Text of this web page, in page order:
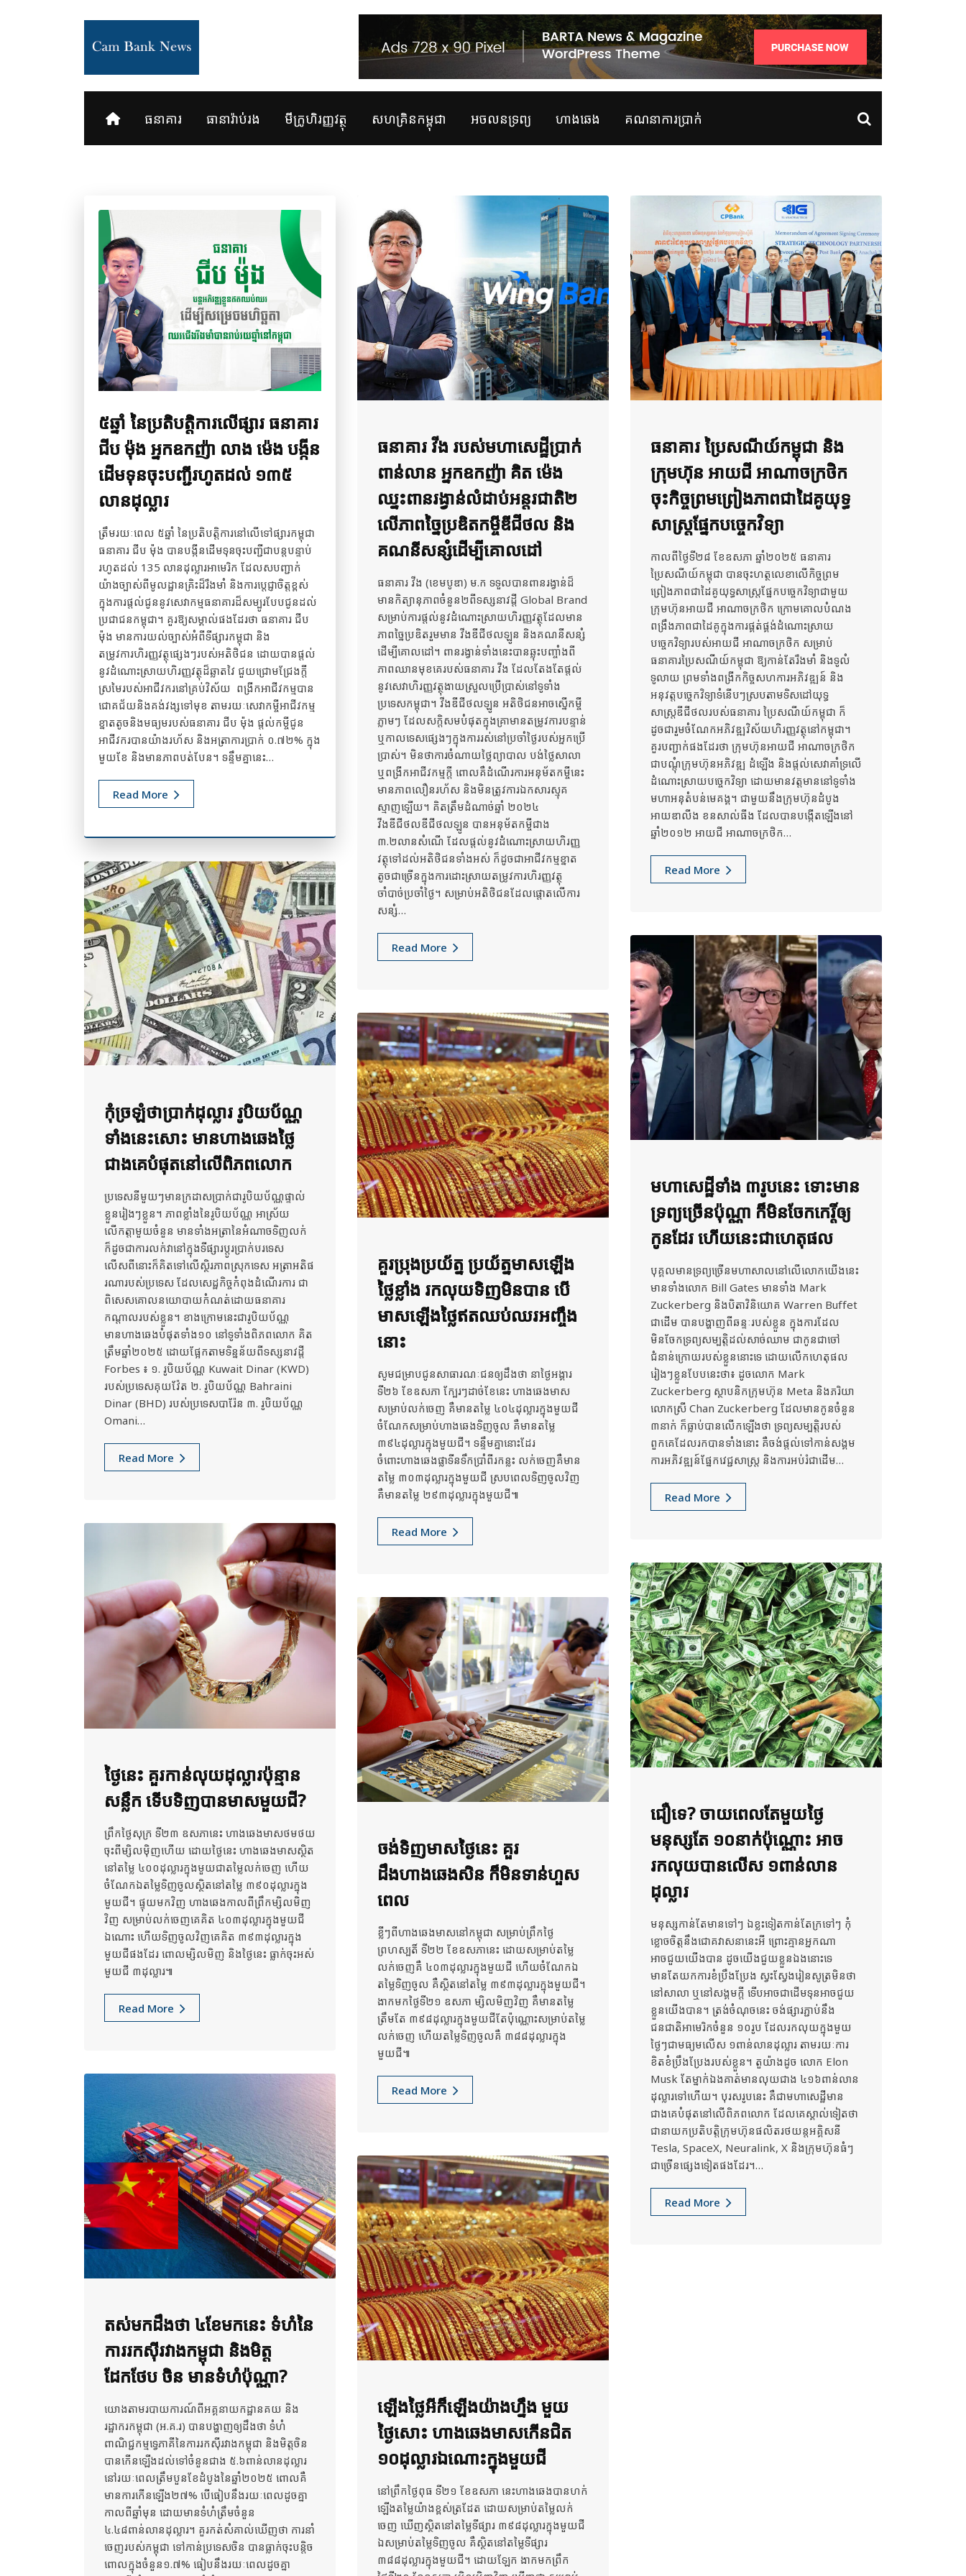
ធនាគារ ធានារ៉ាប់រង មីក្រូហិរញ្ញវត្ថុ សហគ្រិនកម្ពុជា អចលនទ្រព្យ ហាងឆេង គណនាការប្រាក់
៥ឆ្នាំ នៃប្រតិបត្តិការលើផ្សារ ធនាគារ
ជីប ម៉ុង អ្នកឧកញ៉ា លាង ម៉េង បង្កីន
ដើមទុនចុះបញ្ជីរហូតដល់ ១៣៥
លានដុល្លារ
ត្រឹមរយៈពេល ៥ឆ្នាំ នៃប្រតិបត្តិការនៅលើទៅផ្សារកម្ពុជា
ធនាគារ ជីប ម៉ុង បានបង្កីនដើមទុនចុះបញ្ជីជាបន្ដបន្ទាប់
រហូតដល់ 135 លានដុល្លារអាមេរិក ដែលសបញ្ជាក់
យ៉ាងច្បាស់ពីមូលដ្ឋានគ្រិះដ៏រឹងមាំ និងការប្ដេជ្ញាចិត្ដខ្ពស់
ក្នុងការផ្តល់ជូននូវសេវាកម្មធនាគារដ៏សម្បូរបែបជូនដល់
ប្រជាជនកម្ពុជា។ គួរឱ្យសម្គាល់ផងដែរថា ធនាគារ ជីប
ម៉ុង មានការយល់ច្បាស់អំពីទីផ្សារកម្ពុជា និង
តម្រូវការហិរញ្ញវត្ថុផ្សេងៗរបស់អតិថិជន ដោយបានផ្តល់
នូវដំណោះស្រាយហិរញ្ញវត្ថុដ៏ឆ្លាតវៃ ជួយជ្រោមជ្រែងក្តី
ស្រមៃរបស់អាជីវករនៅគ្រប់វិស័យ ពង្រីកអាជីវកម្មបាន
ជោគជ័យនិងគង់វង្សទៅមុខ តាមរយៈសេវាកម្ចីអាជីវកម្ម
ខ្នាតតូចនិងមធ្យមរបស់ធនាគារ ជីប ម៉ុង ផ្តល់កម្ចីជូន
អាជីវករបានយ៉ាងរហ័ស និងអត្រាការប្រាក់ ០.៧២% ក្នុង
មួយខែ និងមានភាពបត់បែន។ ទន្ទឹមគ្នានេះ…
Read More
ធនាគារ វីង របស់មហាសេដ្ឋីប្រាក់
ពាន់លាន អ្នកឧកញ៉ា គិត ម៉េង
ឈ្នះពានរង្វាន់លំដាប់អន្តរជាតិ២
លើភាពច្នៃប្រឌិតកម្ចីឌីជីថល និង
គណនីសន្សំដើម្បីគោលដៅ
ធនាគារ វីង (ខេមបូឌា) ម.ក ទទួលបានពានរង្វាន់ដ៏
មានកិត្យានុភាពចំនួន២ពីទស្សនាវដ្តី Global Brand
សម្រាប់ការផ្តល់នូវដំណោះស្រាយហិរញ្ញវត្ថុដែលមាន
ភាពច្នៃប្រឌិតរួមមាន វីងឌីជីថលឡូន និងគណនីសន្សំ
ដើម្បីគោលដៅ។ ពានរង្វាន់ទាំងនេះបានឆ្លុះបញ្ចាំងពី
ភាពឈានមុខគេរបស់ធនាគារ វីង ដែលតែងតែ​ផ្តល់
នូវសេវាហិរញ្ញវត្ថុងាយស្រួលប្រើប្រាស់នៅទូទាំង
ប្រទេសកម្ពុជា។ វីងឌីជីថលឡូន អតិថិជនអាចស្នើកម្ចី
ភ្លាមៗ ដែលសក្តិសមបំផុតក្នុងគ្រាមានតម្រូវការបន្ទាន់
ឬកាលទេសផ្សេងៗក្នុងការរស់នៅប្រចាំថ្ងៃរបស់អ្នកប្រើ
ប្រាស់។ មិនថាការចំណាយថ្លៃព្យាបាល បង់ថ្លៃសាលា
ឬពង្រីកអាជីវកម្មក្តី ពោលគឺដំណើរការអនុម័តកម្ចីនេះ
មានភាពលឿនរហ័ស និងមិនត្រូវការឯកសារស្មុគ
ស្មាញឡើយ។ គិតត្រឹមដំណាច់ឆ្នាំ ២០២៤
វីងឌីជីថលឌីជីថលឡូន បានអនុម័តកម្ចីជាង
៣.២លានសំណើ ដែលផ្តល់នូវដំណោះស្រាយហិរញ្ញ
វត្ថុទៅដល់អតិថិជនទាំងអស់ ក៏ដូចជាអាជីវកម្មខ្នាត
តូចជាច្រើនក្នុងការដោះស្រាយតម្រូវការហិរញ្ញវត្ថុ
ចាំបាច់ប្រចាំថ្ងៃ។ សម្រាប់អតិថិជនដែលផ្តោតលើការ
សន្សំ…
Read More
ធនាគារ ប្រៃសណីយ៍កម្ពុជា និង
ក្រុមហ៊ុន អាយជី អាណាចក្រថិក
ចុះកិច្ចព្រមព្រៀងភាពជាដៃគូយុទ្ធ
សាស្ត្រផ្នែកបច្ចេកវិទ្យា
កាលពីថ្ងៃទី២៨ ខែឧសភា ឆ្នាំ២០២៥ ធនាគារ
ប្រៃសណីយ៍កម្ពុជា បានចុះហត្ថលេខាលើកិច្ចព្រម
ព្រៀងភាពជាដៃគូយុទ្ធសាស្ត្រផ្នែកបច្ចេកវិទ្យាជាមួយ
ក្រុមហ៊ុន​អាយជី អាណាចក្រថិក ក្រោមគោលបំណង
ពង្រឹងភាពជាដៃគូក្នុងការផ្គត់ផ្គង់ដំណោះស្រាយ
បច្ចេកវិទ្យារបស់អាយជី អាណាចក្រថិក សម្រាប់
ធនាគារប្រៃសណីយ៍កម្ពុជា ឱ្យកាន់តែរឹងមាំ និងទូលំ
ទូលាយ ព្រមទាំងពង្រីកកិច្ចសហការអភិវឌ្ឍន៍ និង
អនុវត្តបច្ចេកវិទ្យាទំនើបៗស្របតាមទិសដៅយុទ្ធ
សាស្ត្រឌីជីថលរបស់ធនាគារ ប្រៃសណីយ៍កម្ពុជា ក៏
ដូចជារួមចំណែកអភិវឌ្ឍវិស័យហិរញ្ញវត្ថុនៅកម្ពុជា។
គួរបញ្ជាក់​ផងដែរថា ក្រុមហ៊ុន​អាយជី អាណាចក្រថិក
ជាបណ្តុំក្រុមហ៊ុនអភិវឌ្ឍ ដំឡើង និងផ្តល់សេវាគាំទ្រលើ
ដំណោះស្រាយបច្ចេកវិទ្យា ដោយមានវត្តមាននៅទូទាំង
មហាអនុតំបន់មេគង្គ។ ជាមួយនឹងក្រុមហ៊ុនដំបូង
អាយឌាលីង ខនសាល់ធីង ដែលបានបង្កើតឡើងនៅ
ឆ្នាំ២០១២ អាយជី អាណាចក្រថិក…
Read More
កុំច្រឡំថាប្រាក់ដុល្លារ រូបិយប័ណ្ណ
ទាំងនេះសោះ មានហាងឆេងថ្លៃ
ជាងគេបំផុតនៅលើពិភពលោក
ប្រទេសនីមួយៗមានក្រដាសប្រាក់ជារូបិយប័ណ្ណផ្ទាល់
ខ្លួនរៀងៗខ្លួន។ ភាពខ្លាំងនៃរូបិយប័ណ្ណ អាស្រ័យ
លើកត្តាមួយចំនួន មានទាំងអត្រានៃអំណាចទិញលក់
ក៏ដូចជាការលក់វានៅក្នុងទីផ្សារប្តូរប្រាក់បរទេស
លើសពីនោះក៏គិតទៅលើស្ថិរភាពស្រុកទេស អត្រាអតិផ
រណារបស់ប្រទេស ដែលសេដ្ឋកិច្ចកំពុងដំណើរការ ជា
ពិសេសគោលនយោបាយកំណត់ដោយធនាគារ
កណ្តាលរបស់ខ្លួន។ ខាងក្រោមនេះជារូបិយប័ណ្ណ
មានហាងឆេងបំផុតទាំង១០ នៅទូទាំងពិភពលោក គិត
ត្រឹមឆ្នាំ២០២៥ ដោយផ្អែកតាមទិន្នន័យពីទស្សនាវដ្តី
Forbes ៖ ១. រូបិយប័ណ្ណ Kuwait Dinar (KWD)
របស់ប្រទេសគុយវ៉ែត ២. រូបិយប័ណ្ណ Bahraini
Dinar (BHD) របស់ប្រទេសបារ៉ែន ៣. រូបិយប័ណ្ណ
Omani…
Read More
មហាសេដ្ឋីទាំង ៣រូបនេះ ទោះមាន
ទ្រព្យច្រើនប៉ុណ្ណា ក៏មិនចែកកេរ្តិ៍ឲ្យ
កូនដែរ ហើយនេះជាហេតុផល
បុគ្គលមានទ្រព្យច្រើនមហាសាលនៅលើលោកយើងនេះ
មានទាំងលោក Bill Gates មានទាំង Mark
Zuckerberg និងបិតាវិនិយោគ Warren Buffet
ជាដើម បានបង្ហាញពីឆន្ទៈរបស់ខ្លួន ក្នុងការដែល
មិនចែកទ្រព្យសម្បត្តិដល់សាច់ឈាម ជាកូនជាចៅ
ជំនាន់ក្រោយរបស់ខ្លួននោះទេ ដោយលើកហេតុផល
រៀងៗខ្លួនបែបនេះថា៖ ដូចលោក Mark
Zuckerberg ស្ថាបនិកក្រុមហ៊ុន Meta និងភរិយា
លោកស្រី Chan Zuckerberg ដែលមានកូនចំនួន
៣នាក់ ក៏ធ្លាប់បានលើកឡើងថា ទ្រព្យសម្បត្តិរបស់
ពួកគេដែលរកបានទាំងនោះ គឺចង់ផ្តល់ទៅកាន់សង្គម
ការអភិវឌ្ឍន៍ផ្នែកវេជ្ជសាស្ត្រ និងការអប់រំជាដើម…
Read More
គួរប្រុងប្រយ័ត្ន ប្រយ័ត្នមាសឡើង
ថ្លៃខ្លាំង រកលុយទិញមិនបាន បើ
មាសឡើងថ្លៃឥតឈប់ឈរអញ្ចឹង
នោះ
សូមជម្រាបជូនសាធារណៈជនឲ្យដឹងថា នាថ្ងៃអង្គារ
ទី២៦ ខែឧសភា​ ក្បែរៗដាច់ខែនេះ ហាងឆេងមាស
សម្រាប់លក់ចេញ គឺមានតម្លៃ ៤០៤ដុល្លារក្នុងមួយជី
ចំណែកសម្រាប់ហាងឆេងទិញចូល គឺមានតម្លៃ
៣៩៤ដុល្លារក្នុងមួយជី។ ទន្ទឹមគ្នានោះដែរ
ចំពោះហាងឆេងផ្លាទីនទឹកប្រាំពីរកន្លះ លក់ចេញគឺមាន
តម្លៃ ៣០៣ដុល្លារក្នុងមួយជី ស្របពេលទិញចូលវិញ
គឺមានតម្លៃ ២៩៣ដុល្លារក្នុងមួយជី៕
Read More
ថ្ងៃនេះ គួរកាន់លុយដុល្លារប៉ុន្មាន
សន្លឹក ទើបទិញបានមាសមួយជី?
ព្រឹកថ្ងៃសុក្រ ទី២៣ ឧសភានេះ ហាងឆេងមាសថមថយ
ចុះពីម្សិលម៉ិញហើយ ដោយថ្ងៃនេះ ហាងឆេងមាសស្ថិត
នៅតម្លៃ ៤០០ដុល្លារក្នុងមួយជាតម្លៃលក់ចេញ ហើយ
ចំណែកឯតម្លៃទិញចូលស្ថិតនៅតម្លៃ ៣៩០ដុល្លារក្នុង
មួយជី។ ផ្ទុយមកវិញ ហាងឆេងកាលពីព្រឹកម្សិលមិញ
វិញ សម្រាប់លក់ចេញគេគិត ៤០៣ដុល្លារក្នុងមួយជី
ឯណោះ ហើយទិញចូលវិញគេគិត ៣៩៣ដុល្លារក្នុង
មួយជីផងដែរ ពោលម្សិលមិញ និងថ្ងៃនេះ ធ្លាក់ចុះអស់
មួយជី ៣ដុល្លារ៕
Read More
ជឿទេ? ចាយពេលតែមួយថ្ងៃ
មនុស្សតែ ១០នាក់ប៉ុណ្ណោះ អាច
រកលុយបានលើស ១ពាន់លាន
ដុល្លារ
មនុស្សកាន់តែមានទៅៗ ឯខ្លះទៀតកាន់តែក្រទៅៗ កុំ
ខ្លោចចិត្តនឹងជោគវាសនានេះអី ព្រោះគ្មានអ្នកណា
អាចជួយយើងបាន ដូចយើងជួយខ្លួនឯងនោះទេ
មានតែយកការខំប្រឹងប្រែង ស្វះស្វែងរៀនសូត្រមិនថា
នៅសាលា ឬនៅសង្គមក្តី ទើបអាចជាដើមទុនអាចជួយ
ខ្លួនយើងបាន។ ត្រង់ចំណុចនេះ ចង់ផ្សារភ្ជាប់នឹង
ជនជាតិអាមេរិកចំនួន ១០រូប ដែលរកលុយក្នុងមួយ
ថ្ងៃៗជាមធ្យមលើស ១ពាន់លានដុល្លារ តាមរយៈការ
ខិតខំប្រឹងប្រែងរបស់ខ្លួន។ តួយ៉ាងដូច លោក Elon
Musk តែម្នាក់ឯងគាត់មានលុយជាង ៤១៦ពាន់លាន
ដុល្លារទៅហើយ។ បុរសរូបនេះ គឺជាមហាសេដ្ឋីមាន
ជាងគេបំផុតនៅលើពិភពលោក ដែលគេស្គាល់ទៀតថា
ជានាយកប្រតិបត្តិក្រុមហ៊ុនផលិតរថយន្តអគ្គិសនី
Tesla, SpaceX, Neuralink, X និងក្រុមហ៊ុនធំៗ
ជាច្រើនផ្សេងទៀតផងដែរ។…
Read More
ចង់ទិញមាសថ្ងៃនេះ គួរ
ដឹងហាងឆេងសិន ក៏មិនទាន់ហួស
ពេល
ខ្លីៗពីហាងឆេងមាសនៅកម្ពុជា សម្រាប់ព្រឹកថ្ងៃ
ព្រហស្បតិ៍ ទី២២ ខែឧសភានេះ ដោយសម្រាប់តម្លៃ
លក់ចេញគឺ ៤០៣ដុល្លារក្នុងមួយជី ហើយចំណែកឯ
តម្លៃទិញចូល គឺស្ថិតនៅតម្លៃ ៣៩៣ដុល្លារក្នុងមួយជី។
ងាកមកថ្ងៃទី២១ ឧសភា ម្សិលមិញវិញ គឺមានតម្លៃ
ត្រឹមតែ ៣៩៨ដុល្លារក្នុងមួយជីតែប៉ុណ្ណោះសម្រាប់តម្លៃ
លក់ចេញ ហើយតម្លៃទិញចូលគឺ ៣៨៨ដុល្លារក្នុង
មួយជី៕
Read More
តស់មកដឹងថា ៤ខែមកនេះ ទំហំនៃ
ការរកស៊ីរវាងកម្ពុជា និងមិត្ត
ដែកថែប ចិន មានទំហំប៉ុណ្ណា?
យោងតាមរបាយការណ៍ពីអគ្គនាយកដ្ឋានគយ និង
រដ្ឋាករកម្ពុជា (អ.គ.រ) បានបង្ហាញឲ្យដឹងថា ទំហំ
ពាណិជ្ជកម្មទ្វេភាគីនៃការរកស៊ីរវាងកម្ពុជា និងមិត្តចិន
បានកើនឡើងដល់ទៅចំនួនជាង ៥.៦ពាន់លានដុល្លារ
នៅរយៈពេលត្រឹមបួនខែដំបូងនៃឆ្នាំ២០២៥ ពោលគឺ
មានការកើនឡើង២៧% បើធៀបនឹងរយៈពេលដូចគ្នា
កាលពីឆ្នាំមុន ដោយមានទំហំត្រឹមចំនួន
៤.៤៨ពាន់លានដុល្លារ។ គួរកត់សំគាល់ឃើញថា ការនាំ
ចេញរបស់កម្ពុជា ទៅកាន់ប្រទេសចិន បានធ្លាក់ចុះបន្តិច
ពោលក្នុងចំនួន១.៧% ធៀបនឹងរយៈពេលដូចគ្នា
ឡើងថ្លៃអីក៏ឡើងយ៉ាងហ្នឹង មួយ
ថ្ងៃសោះ ហាងឆេងមាសកើនជិត
១០ដុល្លារឯណោះក្នុងមួយជី
នៅព្រឹកថ្ងៃពុធ ទី២១ ខែឧសភា នេះហាងឆេងបានហក់
ឡើងតម្លៃយ៉ាងខ្ពស់ត្រដែត ដោយសម្រាប់តម្លៃលក់
ចេញ ឃើញស្ថិតនៅតម្លៃទីផ្សារ ៣៩៨ដុល្លារក្នុងមួយជី
ឯសម្រាប់តម្លៃទិញចូល គឺស្ថិតនៅតម្លៃទីផ្សារ
៣៨៨ដុល្លារក្នុងមួយជី។ ដោយឡែក ងាកមកព្រឹក